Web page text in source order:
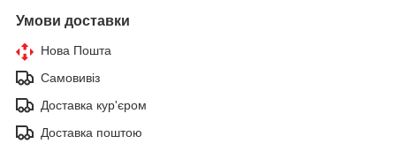
Умови доставки
Нова Пошта
Самовивіз
Доставка кур'єром
Доставка поштою